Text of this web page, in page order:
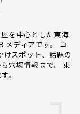
を中心とした東海
メディアです。 コ
けスポット、話題の
穴場情報まで、 東
。